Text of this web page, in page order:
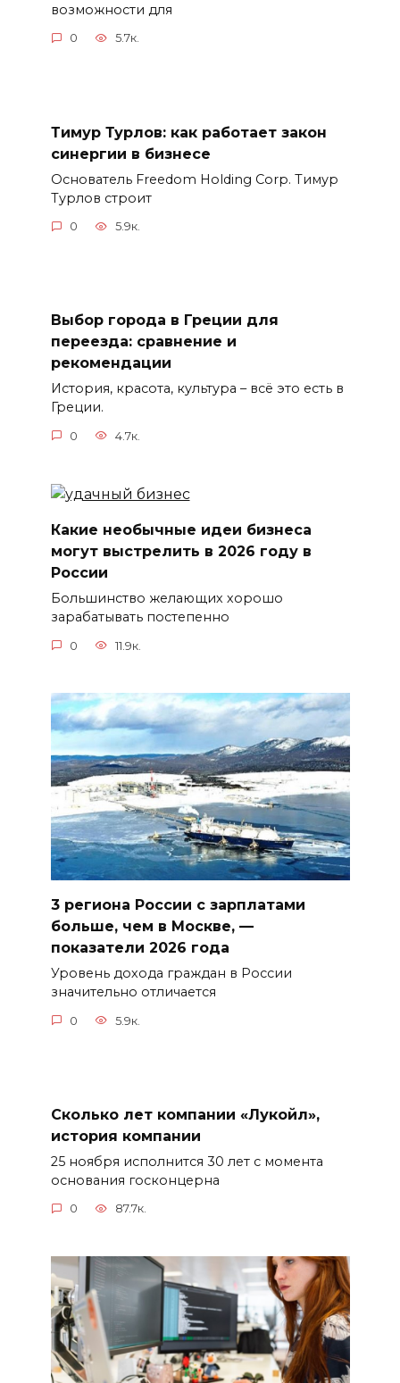
возможности для
0 5.7к.
Тимур Турлов: как работает закон
синергии в бизнесе
Основатель Freedom Holding Corp. Тимур
Турлов строит
0 5.9к.
Выбор города в Греции для
переезда: сравнение и
рекомендации
История, красота, культура – всё это есть в
Греции.
0 4.7к.
Какие необычные идеи бизнеса
могут выстрелить в 2026 году в
России
Большинство желающих хорошо
зарабатывать постепенно
0 11.9к.
3 региона России с зарплатами
больше, чем в Москве, —
показатели 2026 года
Уровень дохода граждан в России
значительно отличается
0 5.9к.
Сколько лет компании «Лукойл»,
история компании
25 ноября исполнится 30 лет с момента
основания госконцерна
0 87.7к.